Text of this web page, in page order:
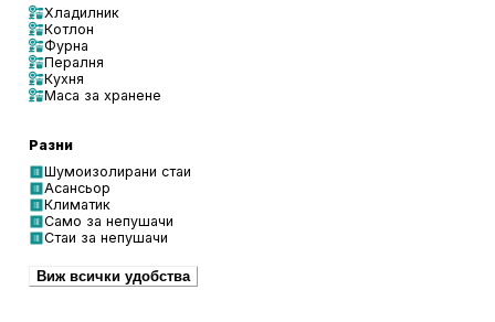
Хладилник
Котлон
Фурна
Пералня
Кухня
Маса за хранене
Разни
Шумоизолирани стаи
Асансьор
Климатик
Само за непушачи
Стаи за непушачи
Виж всички удобства